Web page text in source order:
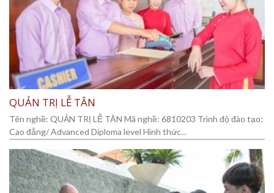
QUẢN TRỊ LỄ TÂN
Tên nghề: QUẢN TRỊ LỄ TÂN Mã nghề: 6810203 Trình độ đào tạo:
Cao đẳng/ Advanced Diploma level Hình thức...